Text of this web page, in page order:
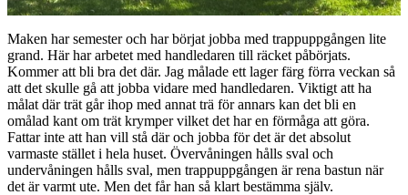
Maken har semester och har börjat jobba med trappuppgången lite
grand. Här har arbetet med handledaren till räcket påbörjats.
Kommer att bli bra det där. Jag målade ett lager färg förra veckan så
att det skulle gå att jobba vidare med handledaren. Viktigt att ha
målat där trät går ihop med annat trä för annars kan det bli en
omålad kant om trät krymper vilket det har en förmåga att göra.
Fattar inte att han vill stå där och jobba för det är det absolut
varmaste stället i hela huset. Övervåningen hålls sval och
undervåningen hålls sval, men trappuppgången är rena bastun när
det är varmt ute. Men det får han så klart bestämma själv.